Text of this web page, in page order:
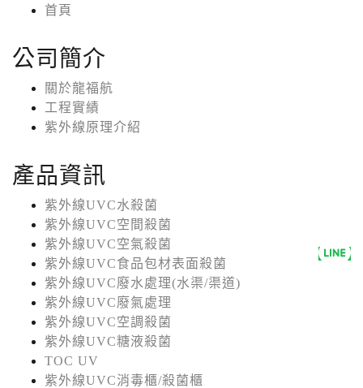
首頁
公司簡介
關於龍福航
工程實績
紫外線原理介紹
產品資訊
紫外線UVC水殺菌
紫外線UVC空間殺菌
紫外線UVC空氣殺菌
紫外線UVC食品包材表面殺菌
紫外線UVC廢水處理(水渠/渠道)
紫外線UVC廢氣處理
紫外線UVC空調殺菌
紫外線UVC糖液殺菌
TOC UV
紫外線UVC消毒櫃/殺菌櫃